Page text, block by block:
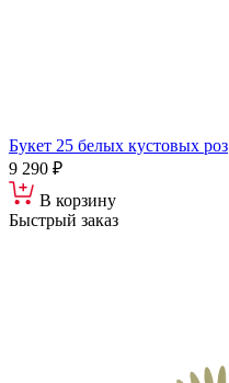
Букет 25 белых кустовых роз
9 290 ₽
В корзину
Быстрый заказ